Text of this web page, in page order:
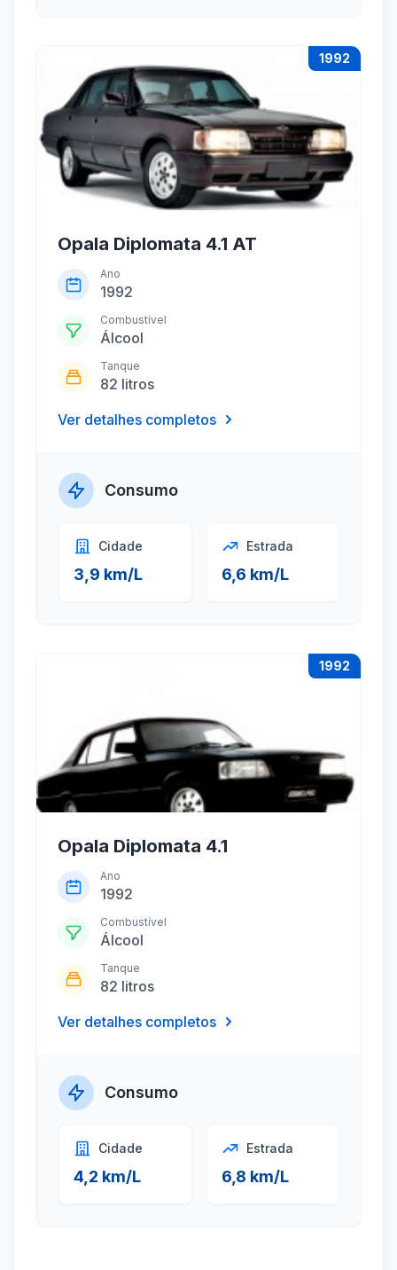
1992
Opala Diplomata 4.1 AT
Ano
1992
Combustível
Álcool
Tanque
82 litros
Ver detalhes completos
Consumo
Cidade
3,9 km/L
Estrada
6,6 km/L
1992
Opala Diplomata 4.1
Ano
1992
Combustível
Álcool
Tanque
82 litros
Ver detalhes completos
Consumo
Cidade
4,2 km/L
Estrada
6,8 km/L